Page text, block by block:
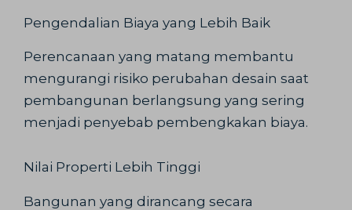
Pengendalian Biaya yang Lebih Baik
Perencanaan yang matang membantu
mengurangi risiko perubahan desain saat
pembangunan berlangsung yang sering
menjadi penyebab pembengkakan biaya.
Nilai Properti Lebih Tinggi
Bangunan yang dirancang secara